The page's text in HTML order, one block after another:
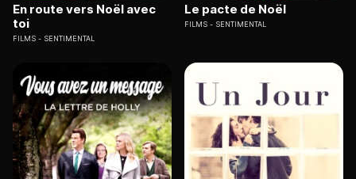
En route vers Noël avec
toi
FILMS SENTIMENTAL
Le pacte de Noël
FILMS SENTIMENTAL